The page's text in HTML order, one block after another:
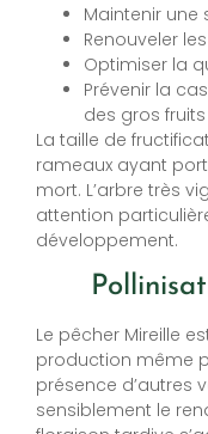
Maintenir une
Renouveler
Optimiser la
Prévenir la
des gros fruits
La taille de
rameaux ayant
mort. L’arbre très
attention
développement.
Le pêcher Mireille
production même
présence d’autres
sensiblement le